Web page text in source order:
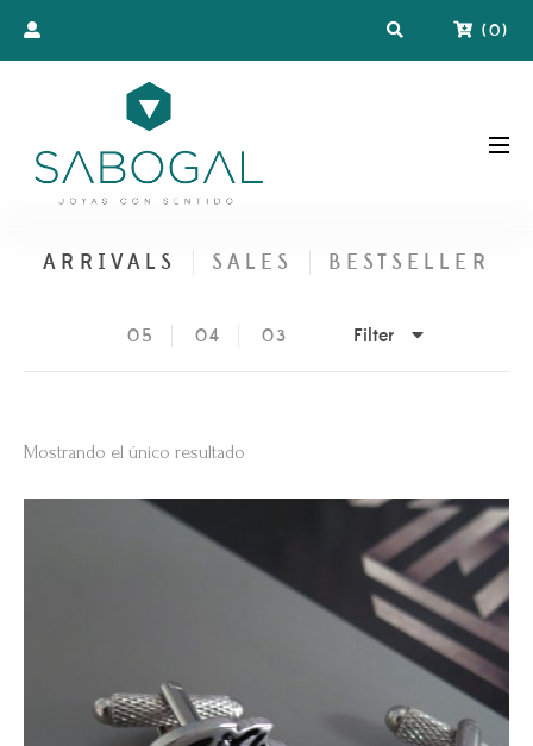
(0)
ARRIVALS SALES BESTSELLER
05 04 03 Filter
Mostrando el único resultado